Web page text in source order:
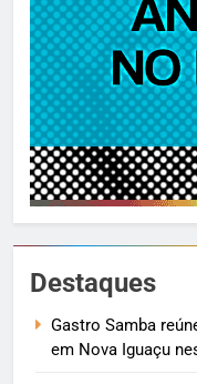
Destaques
Gastro Samba
em Nova Iguaçu